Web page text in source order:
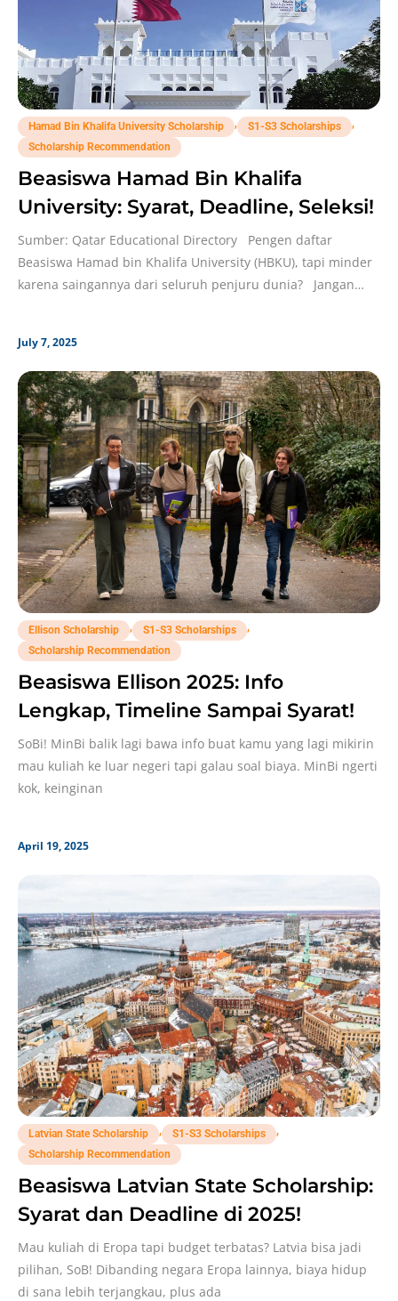
Hamad Bin Khalifa University Scholarship , S1-S3 Scholarships
,
Scholarship Recommendation
Beasiswa Hamad Bin Khalifa
University: Syarat, Deadline, Seleksi!
Sumber: Qatar Educational Directory Pengen daftar
Beasiswa Hamad bin Khalifa University (HBKU), tapi minder
karena saingannya dari seluruh penjuru dunia? Jangan
July 7, 2025
Ellison Scholarship , S1-S3 Scholarships
,
Scholarship Recommendation
Beasiswa Ellison 2025: Info
Lengkap, Timeline Sampai Syarat!
SoBi! MinBi balik lagi bawa info buat kamu yang lagi mikirin
mau kuliah ke luar negeri tapi galau soal biaya. MinBi ngerti
kok, keinginan
April 19, 2025
Latvian State Scholarship S1-S3 Scholarships
Scholarship Recommendation
Beasiswa Latvian State Scholarship:
Syarat dan Deadline di 2025!
Mau kuliah di Eropa tapi budget terbatas? Latvia bisa jadi
pilihan, SoB! Dibanding negara Eropa lainnya, biaya hidup
di sana lebih terjangkau, plus ada